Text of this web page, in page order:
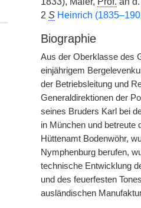
2 S Heinrich
Biographie
Aus der Oberklasse des
einjährigem
der Betriebsleitung und
Generaldirektionen der
seines Bruders Karl bei
in München und betreute
Hüttenamt Bodenwöhr,
Nymphenburg| berufen,
technische Entwicklung
und des feuerfesten
ausländischen